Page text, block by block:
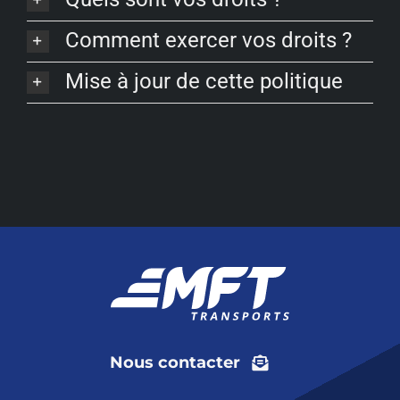
Comment exercer vos droits ?
Mise à jour de cette politique
Nous contacter